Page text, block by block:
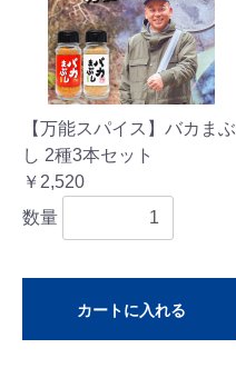
【万能スパイス】バカまぶ
し 2種3本セット
￥2,520
数量
カートに入れる